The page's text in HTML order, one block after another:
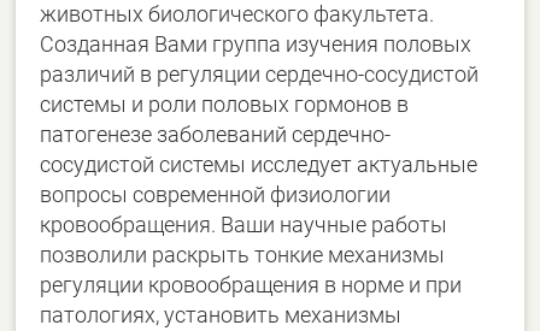
животных биологического факультета.
Созданная Вами группа изучения половых
различий в регуляции сердечно-сосудистой
системы и роли половых гормонов в
патогенезе заболеваний сердечно-
сосудистой системы исследует актуальные
вопросы современной физиологии
кровообращения. Ваши научные работы
позволили раскрыть тонкие механизмы
регуляции кровообращения в норме и при
патологиях, установить механизмы